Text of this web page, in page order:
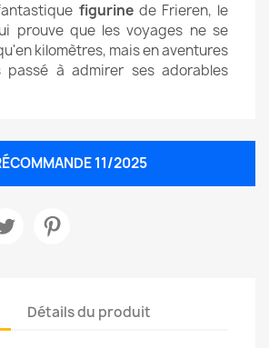
figurinede Frieren, le
prouve que les voyages ne se
kilomètres, mais en aventures
passé à admirer ses adorables
11/2025
Détails du produit